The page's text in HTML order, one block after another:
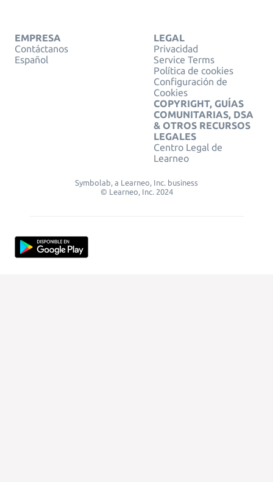
EMPRESA
Contáctanos
Español
LEGAL
Privacidad
Service Terms
Política de cookies
Configuración de
Cookies
COPYRIGHT, GUÍAS
COMUNITARIAS, DSA
& OTROS RECURSOS
LEGALES
Centro Legal de
Learneo
Symbolab, a Learneo, Inc. business
© Learneo, Inc. 2024